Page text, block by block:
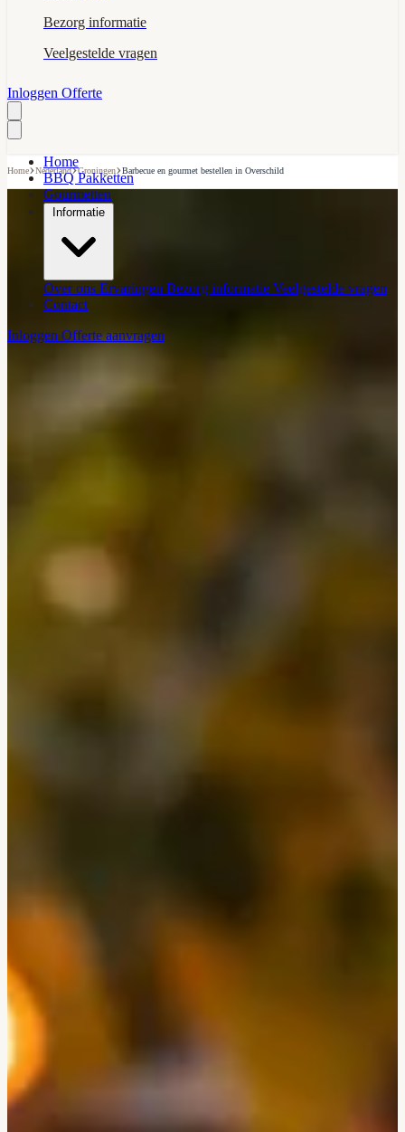
Bezorg informatie
Veelgestelde vragen
Inloggen Offerte
Home
BBQ Pakketten
Gourmetten
Informatie
Over ons Ervaringen Bezorg informatie Veelgestelde vragen
Contact
Inloggen Offerte aanvragen
Home›Nederland›Groningen›Barbecue en gourmet bestellen in Overschild